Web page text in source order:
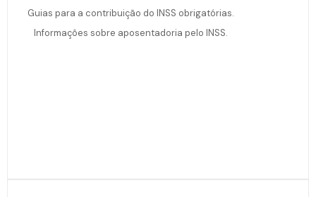
Guias para a contribuição do INSS obrigatórias.
Informações sobre aposentadoria pelo INSS.